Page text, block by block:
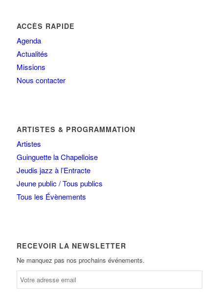
ACCÈS RAPIDE
Agenda
Actualités
Missions
Nous contacter
ARTISTES & PROGRAMMATION
Artistes
Guinguette la Chapelloise
Jeudis jazz à l’Entracte
Jeune public / Tous publics
Tous les Évènements
RECEVOIR LA NEWSLETTER
Ne manquez pas nos prochains événements.